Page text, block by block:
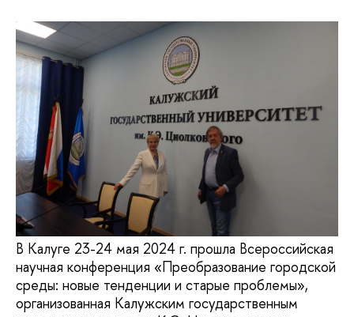
В Калуге 23-24 мая 2024 г. прошла Всероссийская
научная конференция «Преобразование городской
среды: новые тенденции и старые проблемы»,
организованная Калужским государственным